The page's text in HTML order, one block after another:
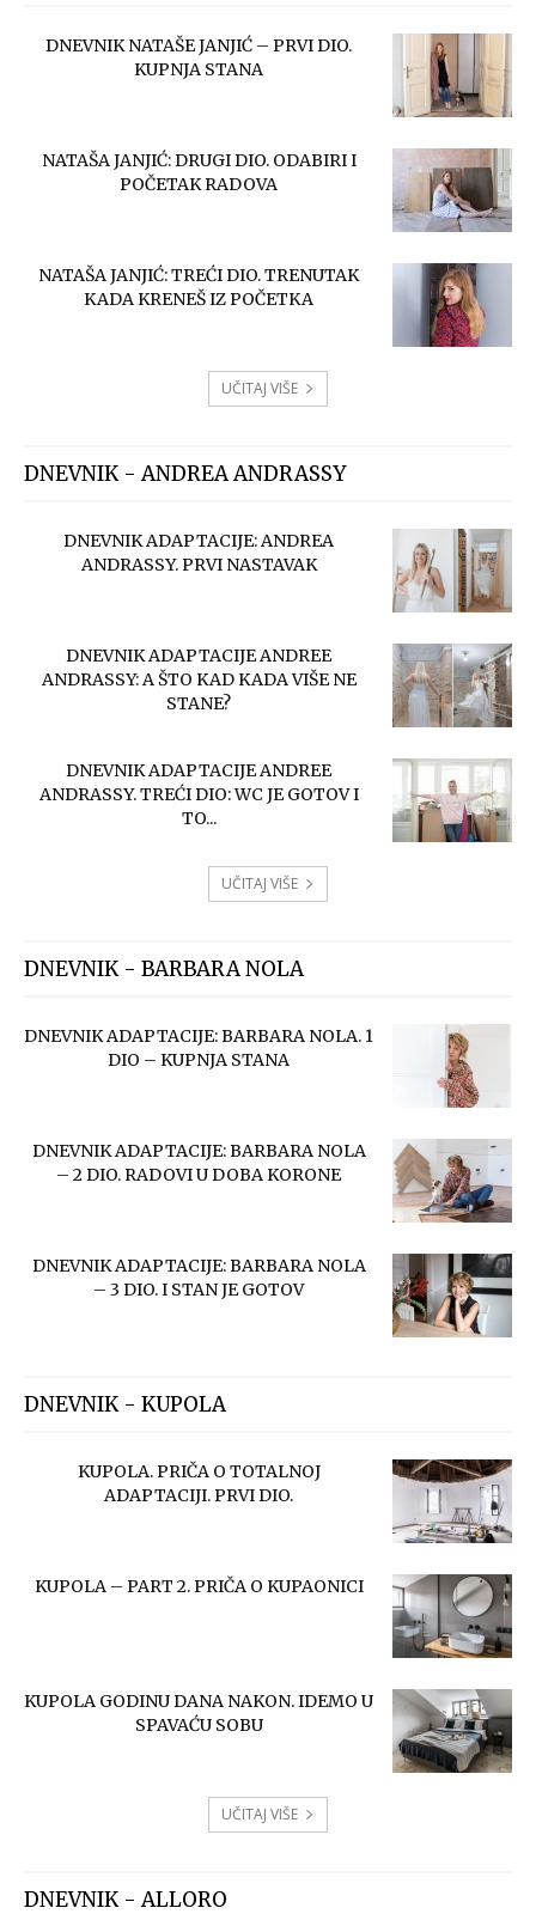
DNEVNIK NATAŠE JANJIĆ – PRVI DIO.
KUPNJA STANA
NATAŠA JANJIĆ: DRUGI DIO. ODABIRI I
POČETAK RADOVA
NATAŠA JANJIĆ: TREĆI DIO. TRENUTAK
KADA KRENEŠ IZ POČETKA
UČITAJ VIŠE
DNEVNIK - ANDREA ANDRASSY
DNEVNIK ADAPTACIJE: ANDREA
ANDRASSY. PRVI NASTAVAK
DNEVNIK ADAPTACIJE ANDREE
ANDRASSY: A ŠTO KAD KADA VIŠE NE
STANE?
DNEVNIK ADAPTACIJE ANDREE
ANDRASSY. TREĆI DIO: WC JE GOTOV I
TO...
UČITAJ VIŠE
DNEVNIK - BARBARA NOLA
DNEVNIK ADAPTACIJE: BARBARA NOLA. 1
DIO – KUPNJA STANA
DNEVNIK ADAPTACIJE: BARBARA NOLA
– 2 DIO. RADOVI U DOBA KORONE
DNEVNIK ADAPTACIJE: BARBARA NOLA
– 3 DIO. I STAN JE GOTOV
DNEVNIK - KUPOLA
KUPOLA. PRIČA O TOTALNOJ
ADAPTACIJI. PRVI DIO.
KUPOLA – PART 2. PRIČA O KUPAONICI
KUPOLA GODINU DANA NAKON. IDEMO U
SPAVAĆU SOBU
UČITAJ VIŠE
DNEVNIK - ALLORO